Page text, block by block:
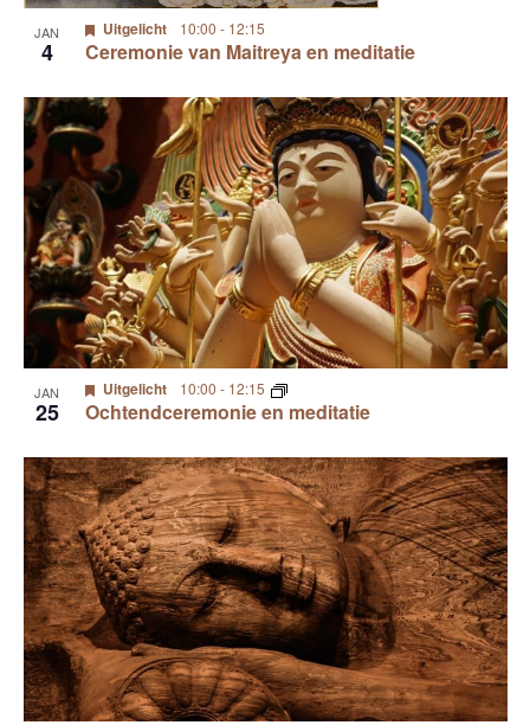
JAN
4 Ceremonie van Maitreya en meditatie
Uitgelicht 10:00 - 12:15
JAN
25 Ochtendceremonie en meditatie
Uitgelicht 10:00 - 12:15